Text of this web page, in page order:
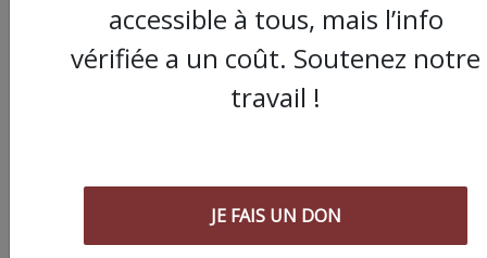
Parfum de
antisyndicale à
accessible à tous, mais l’info
vérifiée a un coût. Soutenez notre
travail !
JE FAIS UN DON